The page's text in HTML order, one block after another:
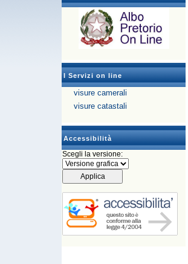
I Servizi on line
visure camerali
visure catastali
Accessibilità
Scegli la versione: